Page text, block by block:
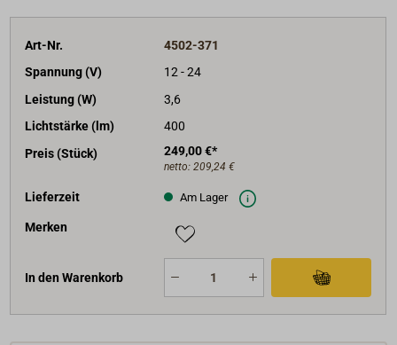
Art-Nr.
4502-371
Spannung (V)
12 - 24
Leistung (W)
3,6
Lichtstärke (lm)
400
Preis (Stück)
249,00 €*
netto: 209,24 €
Lieferzeit Am Lager
Merken
In den Warenkorb